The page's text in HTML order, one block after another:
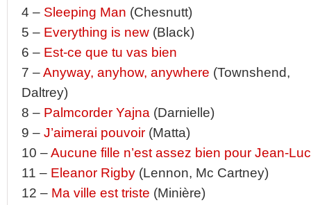
4 – Sleeping Man (Chesnutt)
5 – Everything is new (Black)
6 – Est-ce que tu vas bien
7 –Anyway, anyhow, anywhere (Townshend,
Daltrey)
8 – Palmcorder Yajna (Darnielle)
9 – J’aimerai pouvoir (Matta)
10 –Aucune fille n’est assez bien pour Jean-
11 – Eleanor Rigby (Lennon, Mc Cartney)
12 – Ma ville est triste (Minière)